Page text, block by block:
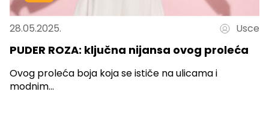
28.05.2025. Usce
PUDER ROZA: ključna nijansa ovog proleća
Ovog proleća boja koja se ističe na ulicama i
modnim...